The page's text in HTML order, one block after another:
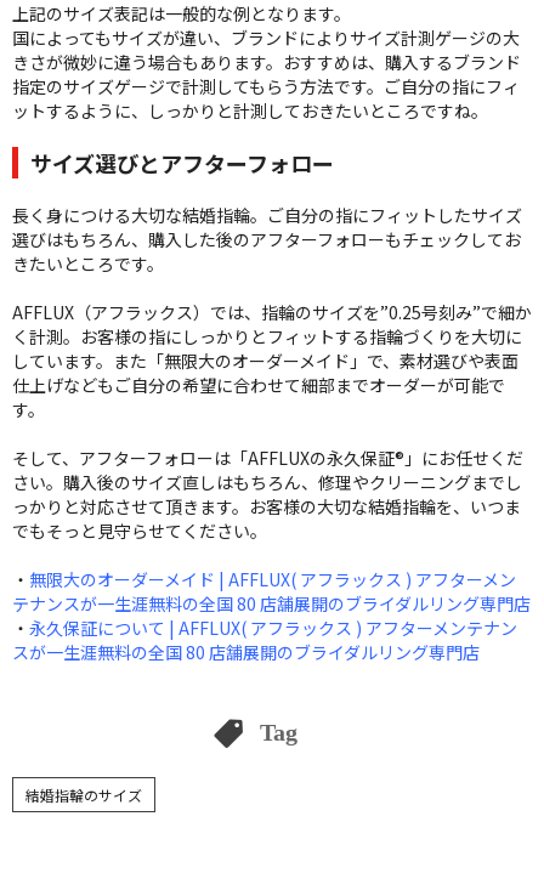
上記のサイズ表記は一般的な例となります。
国によってもサイズが違い、ブランドによりサイズ計測ゲージの大
きさが微妙に違う場合もあります。おすすめは、購入するブランド
指定のサイズゲージで計測してもらう方法です。ご自分の指にフィ
ットするように、しっかりと計測しておきたいところですね。
サイズ選びとアフターフォロー
長く身につける大切な結婚指輪。ご自分の指にフィットしたサイズ
選びはもちろん、購入した後のアフターフォローもチェックしてお
きたいところです。
AFFLUX（アフラックス）では、指輪のサイズを”0.25号刻み”で細か
く計測。お客様の指にしっかりとフィットする指輪づくりを大切に
しています。また「無限大のオーダーメイド」で、素材選びや表面
仕上げなどもご自分の希望に合わせて細部までオーダーが可能で
す。
そして、アフターフォローは「AFFLUXの永久保証®」にお任せくだ
さい。購入後のサイズ直しはもちろん、修理やクリーニングまでし
っかりと対応させて頂きます。お客様の大切な結婚指輪を、いつま
でもそっと見守らせてください。
・ 無限大のオーダーメイド | AFFLUX( アフラックス ) アフターメン
テナンスが一生涯無料の全国 80 店舗展開のブライダルリング専門店
・ 永久保証について | AFFLUX( アフラックス ) アフターメンテナン
スが一生涯無料の全国 80 店舗展開のブライダルリング専門店
Tag
結婚指輪のサイズ